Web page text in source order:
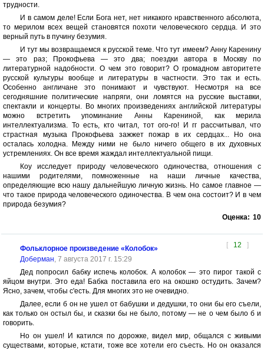
трудности.
И в самом деле! Если Бога нет, нет никакого нравственного абсолюта,
то мерилом всех вещей становятся похоти человеческого сердца. И это
верный путь в пучину безумия.
И тут мы возвращаемся к русской теме. Что тут имеем? Анну Каренину
— это раз; Прокофьева — это два; поездки автора в Москву по
литературной надобности. О чем это говорит? О громадном авторитете
русской культуры вообще и литературы в частности. Это так и есть.
Особенно англичане это понимают и чувствуют. Несмотря на все
сегодняшние политические напряги, они ломятся на русские выставки,
спектакли и концерты. Во многих произведениях английской литературы
можно встретить упоминание Анны Карениной, как мерила
интеллектуализма. То есть, кто читал, тот ого-го! И гг рассчитывал, что
страстная музыка Прокофьева зажжет пожар в их сердцах... Но она
осталась холодна. Между ними не было ничего общего в их духовных
устремлениях. Он все время жаждал интеллектуальной пищи.
Коу исследует природу человеческого одиночества, отношения с
нашими родителями, помноженные на наши личные качества,
определяющие всю нашу дальнейшую личную жизнь. Но самое главное —
что такое природа человеческого одиночества. В чем она состоит? И в чем
природа безумия?
Оценка: 10
[ 12 ]
Фольклорное произведение «Колобок»
Доберман, 7 августа 2017 г. 15:29
Дед попросил бабку испечь колобок. А колобок — это пирог такой с
яйцом внутри. Это еда! Бабка поставила его на окошко остудить. Зачем?
Ясно, зачем, чтобы с'есть. Для многих это не очевидно.
Далее, если б он не ушел от бабушки и дедушки, то они бы его съели,
как только он остыл бы, и сказки бы не было, потому — не о чем было б и
говорить.
Но он ушел! И катился по дорожке, видел мир, общался с живыми
существами, которые, кстати, тоже все хотели его съесть. Но он оказался